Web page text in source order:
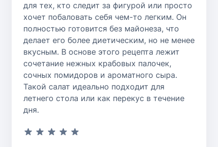
для тех, кто следит за фигурой или просто
хочет побаловать себя чем-то легким. Он
полностью готовится без майонеза, что
делает его более диетическим, но не менее
вкусным. В основе этого рецепта лежит
сочетание нежных крабовых палочек,
сочных помидоров и ароматного сыра.
Такой салат идеально подходит для
летнего стола или как перекус в течение
дня.